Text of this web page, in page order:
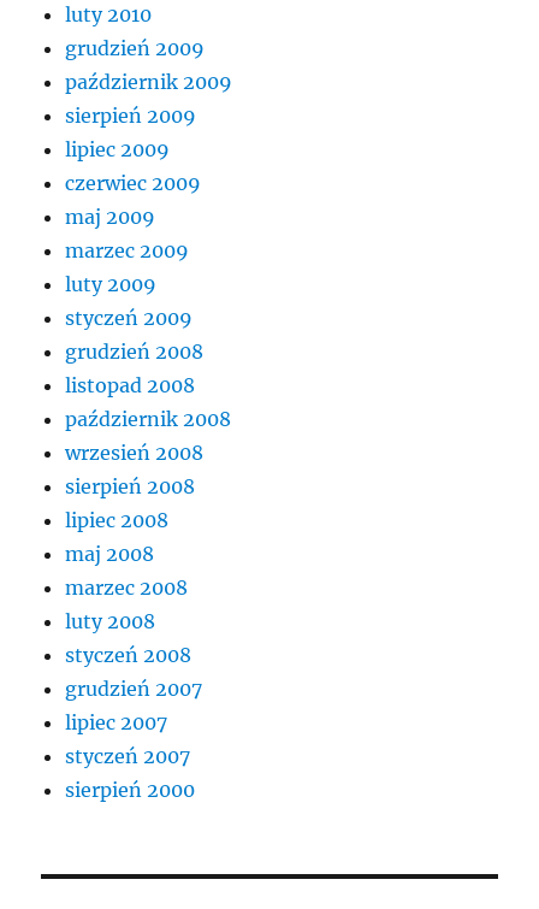
luty 2010
grudzień 2009
październik 2009
sierpień 2009
lipiec 2009
czerwiec 2009
maj 2009
marzec 2009
luty 2009
styczeń 2009
grudzień 2008
listopad 2008
październik 2008
wrzesień 2008
sierpień 2008
lipiec 2008
maj 2008
marzec 2008
luty 2008
styczeń 2008
grudzień 2007
lipiec 2007
styczeń 2007
sierpień 2000